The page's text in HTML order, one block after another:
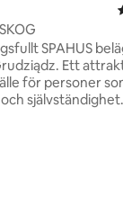
104
SPAHUS
Ett
för personer